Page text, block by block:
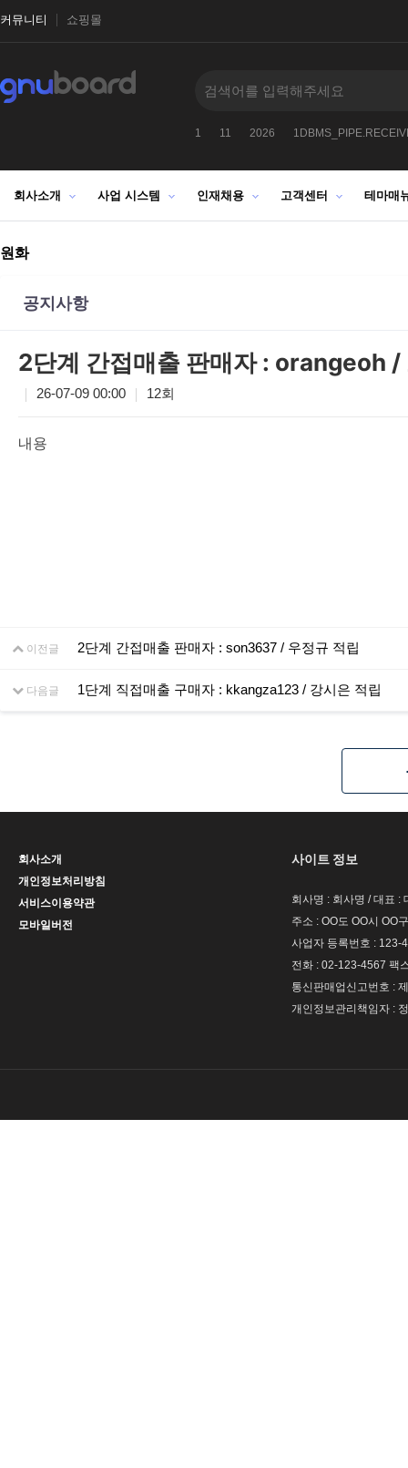
커뮤니티 쇼핑몰
1 11 2026
회사소개 사업 시스템 인재채용 고객센터 테마매
원화
공지사항
2단계 간접매출 판매자 : orangeoh /
26-07-09 00:00 12회
내용
이전글 2단계 간접매출 판매자 : son3637 / 우정규 적립
다음글 1단계 직접매출 구매자 : kkangza123 / 강시은 적립
회사소개
개인정보처리방침
서비스이용약관
모바일버전
사이트 정보
회사명 : 회사명 / 대표 :
주소 : OO도 OO시 OO
사업자 등록번호 : 123-
전화 : 02-123-4567 팩
통신판매업신고번호 :
개인정보관리책임자 :